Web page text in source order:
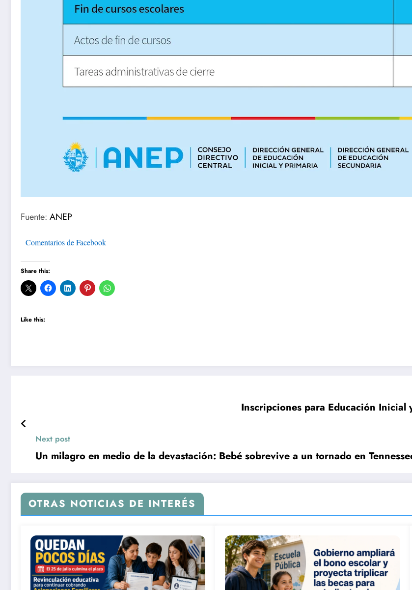
Fuente: ANEP
Comentarios de Facebook
Share this:
Like this:
Inscripciones para Educación Inicial
Next post
Un milagro en medio de la devastación: Bebé sobrevive a un tornado en
OTRAS NOTICIAS DE INTERÉS